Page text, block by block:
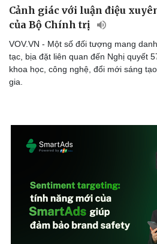
Cảnh giác với luận điệu
của Bộ Chính trị
VOV.VN - Một số đối tượng mang
tạc, bịa đặt liên quan đến Nghị quyết
khoa học, công nghệ, đổi mới sáng
gia.